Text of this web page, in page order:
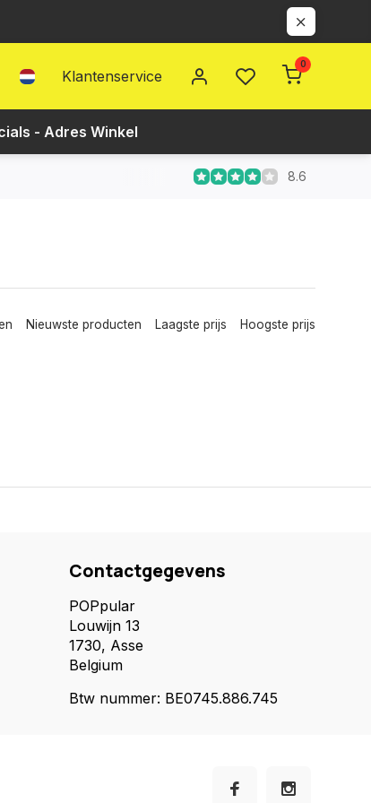
Klantenservice
0
- Adres Winkel
8.6
Nieuwste producten Laagste prijs Hoogste prijs
Contactgegevens
POPpular
Louwijn 13
1730, Asse
Belgium
Btw nummer: BE0745.886.745